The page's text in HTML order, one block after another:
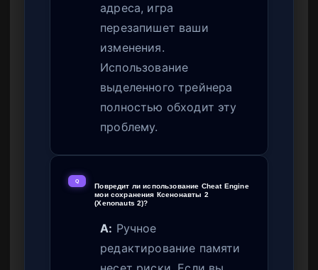
адреса, игра
перезапишет ваши
изменения.
Использование
выделенного трейнера
полностью обходит эту
проблему.
Q
Повредит ли использование Cheat Engine
мои сохранения Ксенонавты 2
(Xenonauts 2)?
A: Ручное
редактирование памяти